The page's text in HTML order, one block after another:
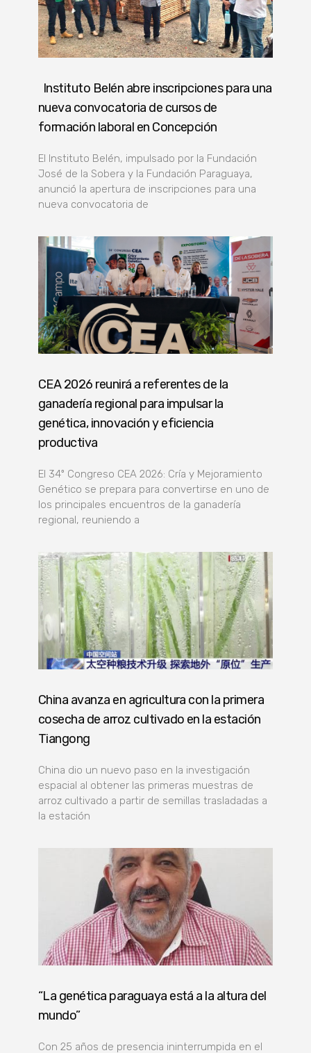
Instituto Belén abre inscripciones para una
nueva convocatoria de cursos de
formación laboral en Concepción
El Instituto Belén, impulsado por la Fundación
José de la Sobera y la Fundación Paraguaya,
anunció la apertura de inscripciones para una
nueva convocatoria de
CEA 2026 reunirá a referentes de la
ganadería regional para impulsar la
genética, innovación y eficiencia
productiva
El 34º Congreso CEA 2026: Cría y Mejoramiento
Genético se prepara para convertirse en uno de
los principales encuentros de la ganadería
regional, reuniendo a
China avanza en agricultura con la primera
cosecha de arroz cultivado en la estación
Tiangong
China dio un nuevo paso en la investigación
espacial al obtener las primeras muestras de
arroz cultivado a partir de semillas trasladadas a
la estación
“La genética paraguaya está a la altura del
mundo”
Con 25 años de presencia ininterrumpida en el